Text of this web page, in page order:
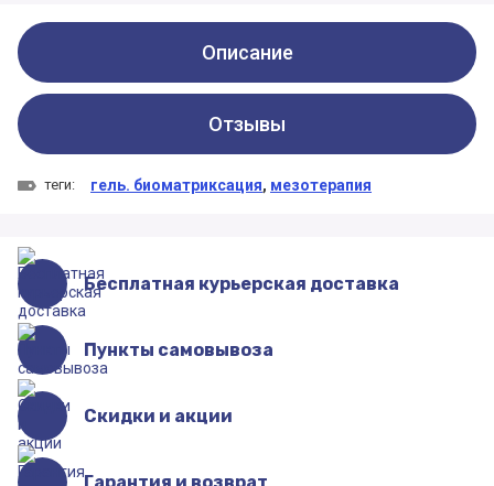
Описание
Отзывы
теги: гель. биоматриксация, мезотерапия
Бесплатная курьерская доставка
Пункты самовывоза
Скидки и акции
Гарантия и возврат